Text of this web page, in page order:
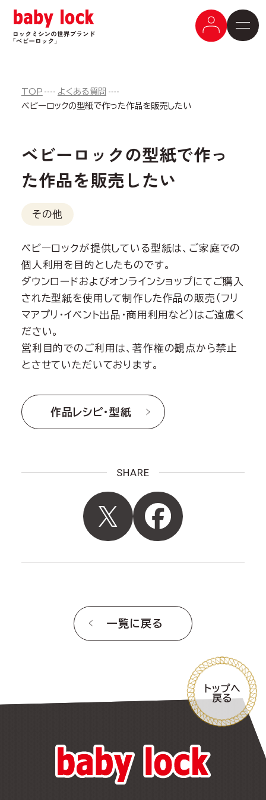
TOP
よくある質問
ベビーロックの型紙で作った作品を販売したい
ベビーロックの型紙で作っ
た作品を販売したい
その他
ベビーロックが提供している型紙は、ご家庭での
個人利用を目的としたものです。
ダウンロードおよびオンラインショップにてご購入
された型紙を使用して制作した作品の販売（フリ
マアプリ・イベント出品・商用利用など）はご遠慮く
ださい。
営利目的でのご利用は、著作権の観点から禁止
とさせていただいております。
作品レシピ・型紙
SHARE
一覧に戻る